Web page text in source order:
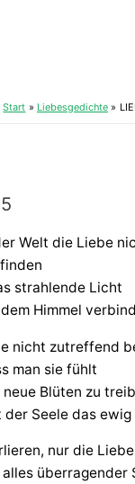
Start Liebesgedichte
Welt die Liebe
strahlende Licht
Himmel
nicht zutreffend
man sie fühlt
Blüten zu
der Seele das
nur die
überragender